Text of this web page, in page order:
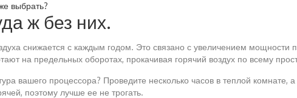
выбрать?
ж без них.
снижается с каждым годом. Это связано с увеличением мощности
на предельных оборотах, прокачивая горячий воздух по всему
вашего процессора? Проведите несколько часов в теплой
поэтому лучше ее не трогать.